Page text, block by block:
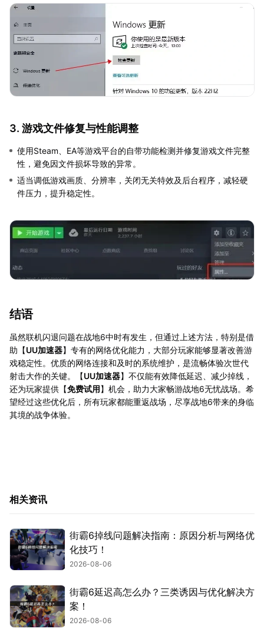
3. 游戏文件修复与性能调整
使用Steam、EA等游戏平台的自带功能检测并修复游戏文件完整
性，避免因文件损坏导致的异常。
适当调低游戏画质、分辨率，关闭无关特效及后台程序，减轻硬
件压力，提升稳定性。
结语
虽然联机闪退问题在战地6中时有发生，但通过上述方法，特别是借
助【UU加速器】专有的网络优化能力，大部分玩家能够显著改善游
戏稳定性。优质的网络连接和及时的系统维护，是流畅体验次世代
射击大作的关键。【UU加速器】不仅能有效降低延迟、减少掉线，
还为玩家提供【免费试用】机会，助力大家畅游战地6无忧战场。希
望经过这些优化后，所有玩家都能重返战场，尽享战地6带来的身临
其境的战争体验。
相关资讯
街霸6掉线问题解决指南：原因分析与网络优
化技巧！
2026-08-06
街霸6延迟高怎么办？三类诱因与优化解决方
案！
2026-08-06